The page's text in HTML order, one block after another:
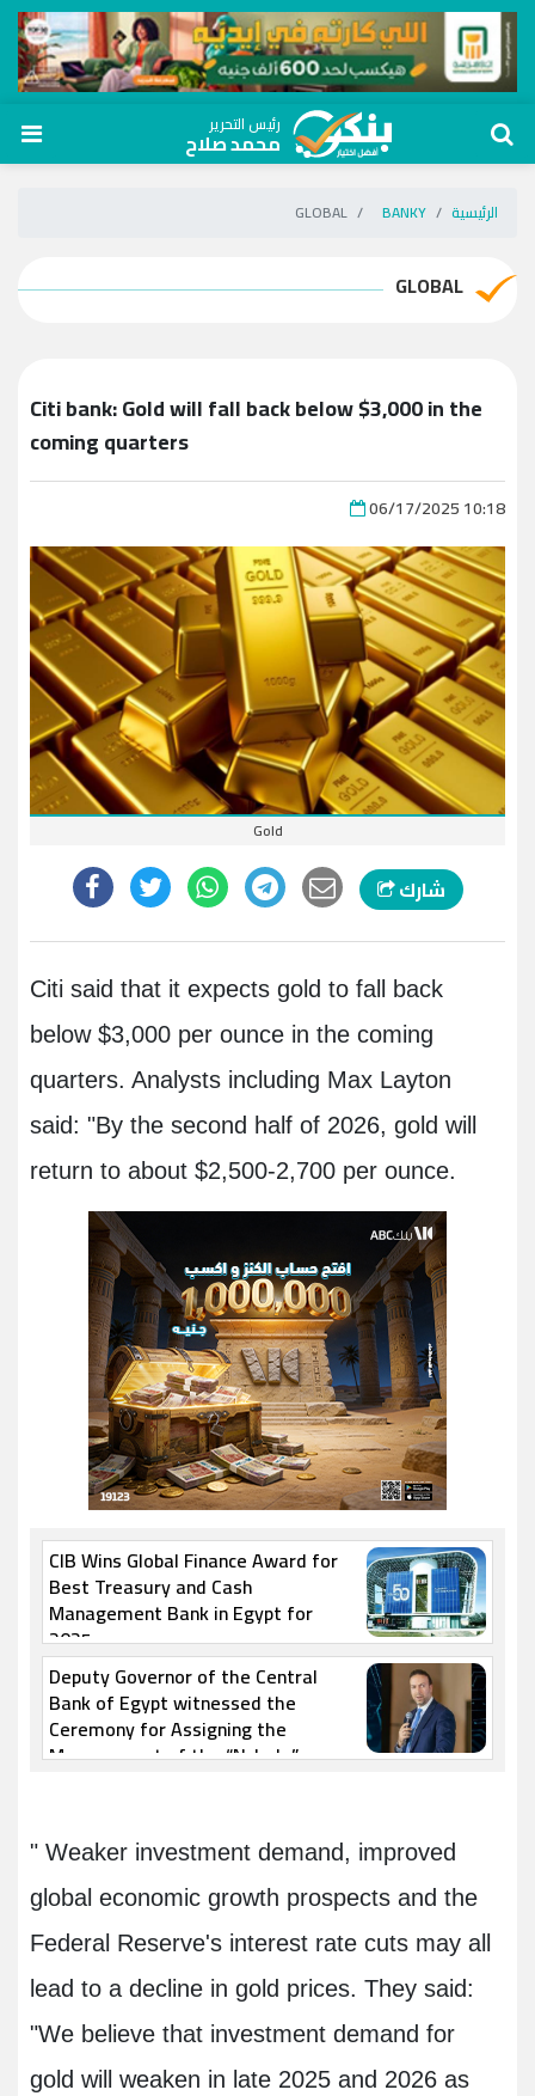
رئيس التحرير
محمد صلاح
الرئيسية BANKY
GLOBAL
GLOBAL
Citi bank: Gold will fall back below $3,000 in the
coming quarters
06/17/2025 10:18
Gold
شارك
Citi said that it expects gold to fall back
below $3,000 per ounce in the coming
quarters. Analysts including Max Layton
said: "By the second half of 2026, gold will
return to about $2,500-2,700 per ounce.
CIB Wins Global Finance Award for
Best Treasury and Cash
Management Bank in Egypt for
2025
Deputy Governor of the Central
Bank of Egypt witnessed the
Ceremony for Assigning the
Management of the “Nclude”
" Weaker investment demand, improved
global economic growth prospects and the
Federal Reserve's interest rate cuts may all
lead to a decline in gold prices. They said:
"We believe that investment demand for
gold will weaken in late 2025 and 2026 as